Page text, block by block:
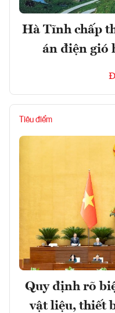
Hà Tĩnh chấp
án điện gió
Tiêu điểm
Quy định rõ
vật liệu, thiết